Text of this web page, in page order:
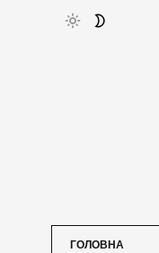
ГОЛОВНА